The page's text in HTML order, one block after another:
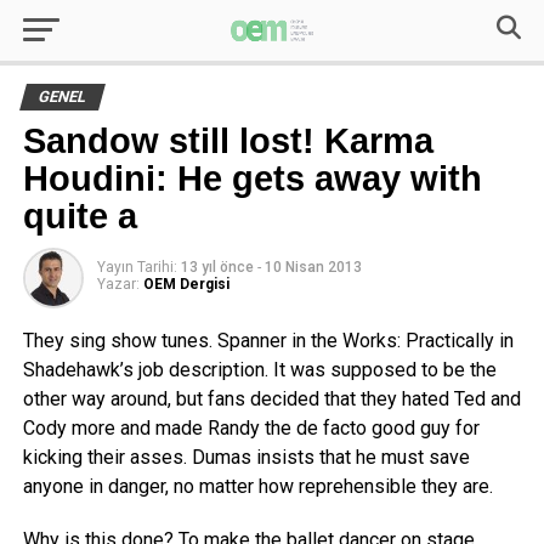
GENEL
Sandow still lost! Karma
Houdini: He gets away with
quite a
Yayın Tarihi: 13 yıl önce - 10 Nisan 2013
Yazar: OEM Dergisi
They sing show tunes. Spanner in the Works: Practically in
Shadehawk’s job description. It was supposed to be the
other way around, but fans decided that they hated Ted and
Cody more and made Randy the de facto good guy for
kicking their asses. Dumas insists that he must save
anyone in danger, no matter how reprehensible they are.